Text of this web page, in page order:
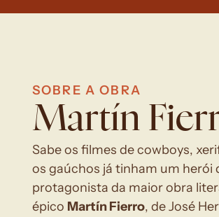
SOBRE A OBRA
Martín
Sabe os filmes de cowboys,
os gaúchos já tinham um herói
protagonista da maior obra
épico Martín Fierro, de José